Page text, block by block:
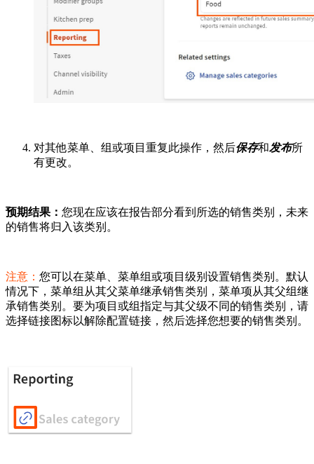
对其他菜单、组或项目重复此操作，然后保存和发布所
有更改。
预期结果： 您现在应该在报告部分看到所选的销售类别，未来
的销售将归入该类别。
注意： 您可以在菜单、菜单组或项目级别设置销售类别。默认
情况下，菜单组从其父菜单继承销售类别，菜单项从其父组继
承销售类别。要为项目或组指定与其父级不同的销售类别，请
选择链接图标以解除配置链接，然后选择您想要的销售类别。